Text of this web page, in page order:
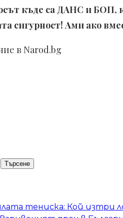
къде са ДАНС и БОП,
сигурност! Ами ако
в Narod.bg
Търсене
тениска: Кой изтри